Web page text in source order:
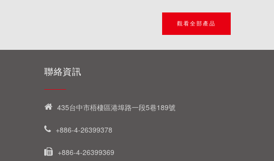
觀看全部產品
聯絡資訊
435台中市梧棲區港埠路一段5巷189號
+886-4-26399378
+886-4-26399369